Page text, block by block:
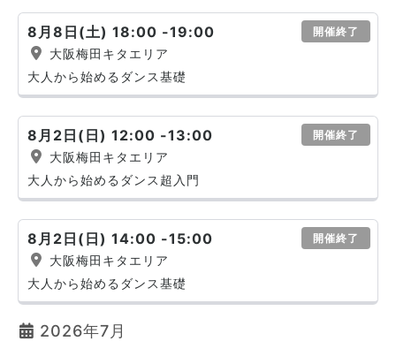
8月8日(土) 18:00 -19:00 開催終了
大阪梅田キタエリア
大人から始めるダンス基礎
8月2日(日) 12:00 -13:00 開催終了
大阪梅田キタエリア
大人から始めるダンス超入門
8月2日(日) 14:00 -15:00 開催終了
大阪梅田キタエリア
大人から始めるダンス基礎
2026年7月